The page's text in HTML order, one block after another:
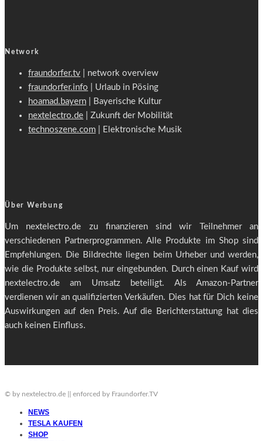
Network
fraundorfer.tv | network overview
fraundorfer.info | Urlaub in Pösing
hoamad.bayern | Bayerische Kultur
nextelectro.de | Zukunft der Mobilität
technoszene.com | Elektronische Musik
Über Werbung
Um nextelectro.de zu finanzieren sind wir Teilnehmer an
verschiedenen Partnerprogrammen. Alle Produkte im Shop sind
Empfehlungen. Die Bildrechte liegen beim Urheber und werden,
wie die Produkte selbst, nur eingebunden. Durch einen Kauf wird
nextelectro.de am Umsatz beteiligt. Als Amazon-Partner
verdienen wir an qualifizierten Verkäufen. Dies hat für Dich keine
Auswirkungen auf den Preis. Auf die Berichterstattung hat dies
auch keinen Einfluss.
© by nextelectro.de || enforced by Fraundorfer.TV
NEWS
TESLA KAUFEN
SHOP